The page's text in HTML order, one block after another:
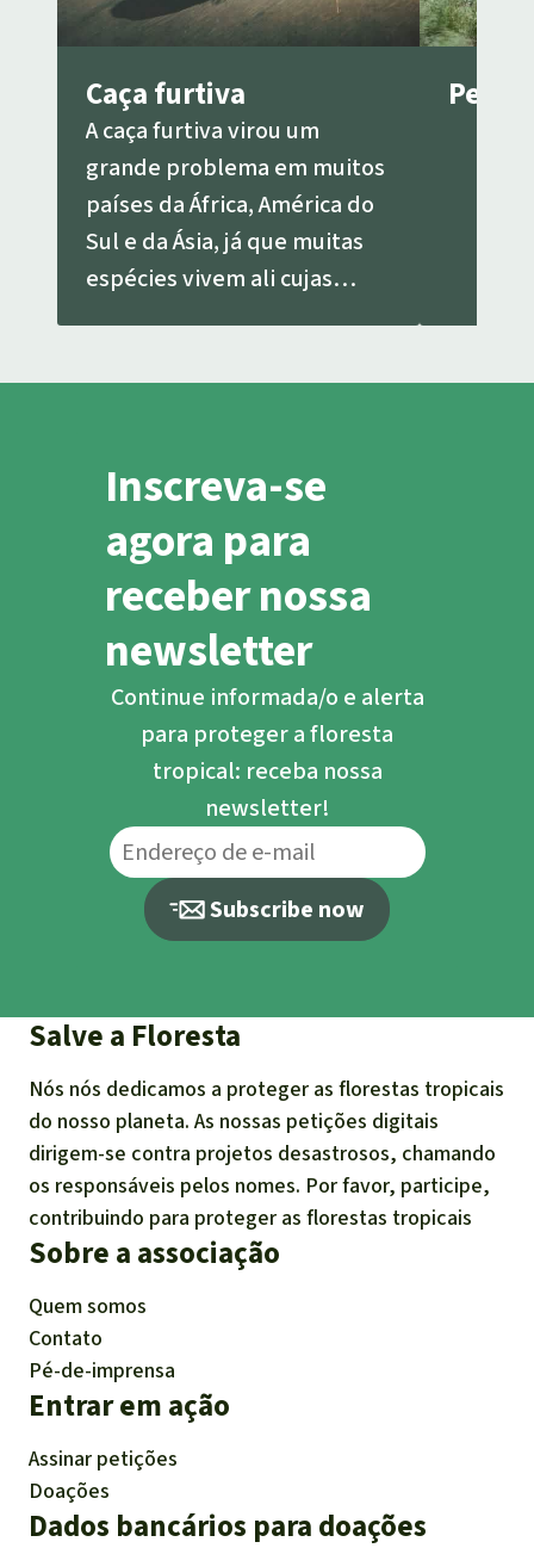
Caça furtiva
A caça furtiva virou um
grande problema em muitos
países da África, América do
Sul e da Ásia, já que muitas
espécies vivem ali cujas
negro. Formam-se cada vez
ilegal. Este crime organizado
tem graves conseqüências
para a biodiversidade
Inscreva-se
agora para
receber nossa
newsletter
Continue informada/o e alerta
para proteger a floresta
tropical: receba nossa
newsletter!
Subscribe now
Salve a Floresta
Nós nós dedicamos a proteger as florestas tropicais
do nosso planeta. As nossas petições digitais
dirigem-se contra projetos desastrosos, chamando
os responsáveis pelos nomes. Por favor, participe,
contribuindo para proteger as florestas tropicais
Sobre a associação
Quem somos
Contato
Pé-de-imprensa
Entrar em ação
Assinar petições
Doações
Dados bancários para doações